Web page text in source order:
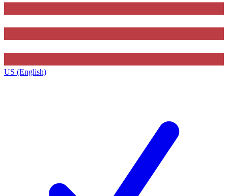
US (English)